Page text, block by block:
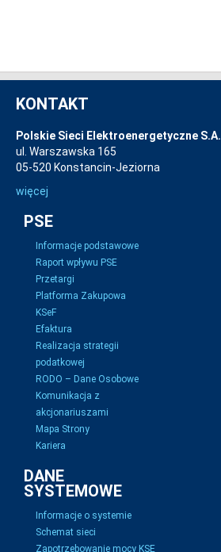
KONTAKT
Polskie Sieci Elektroenergetyczne S.A.
ul. Warszawska 165
05-520 Konstancin-Jeziorna
więcej
PSE
Informacje podstawowe
Raport wpływu PSE
Przetargi
Platforma Zakupowa
KSeF
Efaktura
Realizacja strategii
podatkowej
RODO – Dane Osobowe
Komunikacja z
akcjonariuszami
Mapa Strony
Kariera
DANE
SYSTEMOWE
Informacje o systemie
Schemat sieci
Zapotrzebowanie mocy KSE